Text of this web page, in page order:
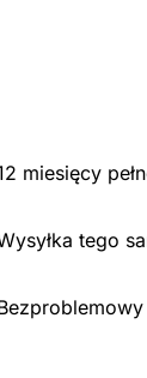
miesięcy
tego